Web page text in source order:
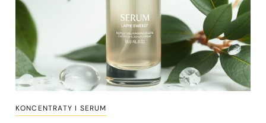
KONCENTRATY I SERUM